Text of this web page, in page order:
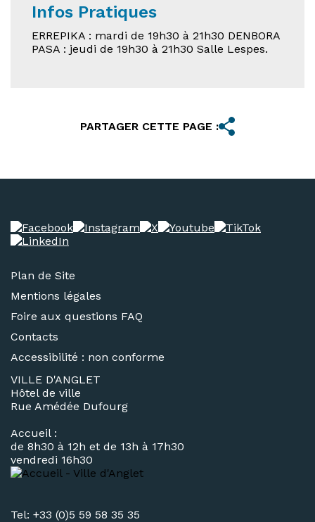
Infos Pratiques
ERREPIKA : mardi de 19h30 à 21h30 DENBORA
PASA : jeudi de 19h30 à 21h30 Salle Lespes.
PARTAGER CETTE PAGE :
Plan de Site
Mentions légales
Foire aux questions FAQ
Contacts
Accessibilité : non conforme
VILLE D'ANGLET
Hôtel de ville
Rue Amédée Dufourg
Accueil :
de 8h30 à 12h et de 13h à 17h30
vendredi 16h30
Tel: +33 (0)5 59 58 35 35